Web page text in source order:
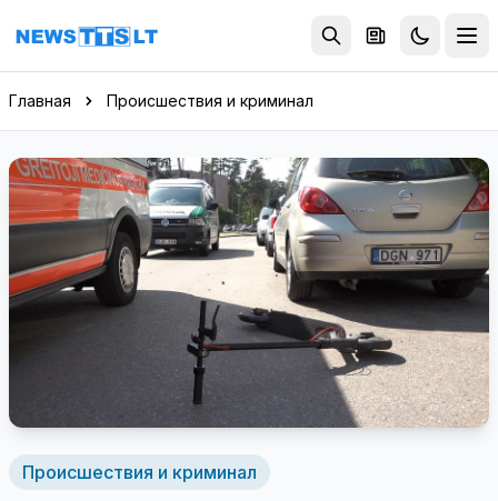
Перейти к содержимому
Главная Происшествия и криминал
Происшествия и криминал